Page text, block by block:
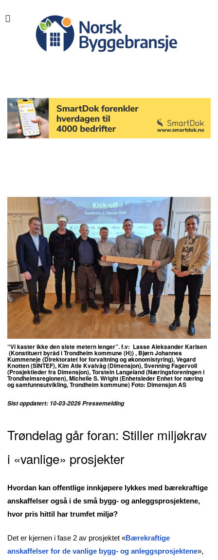
“Vi kaster ikke den siste metern lenger”. f.v: Lasse Aleksander Karlsen
(Konstituert byråd i Trondheim kommune (H)) , Bjørn Johannes
Kummeneje (Direktoratet for forvaltning og økonomistyring), Vegard
Knotten (SINTEF), Kim Atle Kvalvåg (Dimensjon), Svenning Fagervoll
(Prosjektleder fra Dimensjon), Torstein Langeland (Næringsforeningen i
Trondheimsregionen), Michelle S. Wright (Enhetsleder Enhet for næring
og samfunnsutvikling, Trondheim kommune) Foto: Dimensjon AS
Sist oppdatert: 10-03-2026 Pressemelding
Trøndelag går foran: Stiller miljøkrav
i «vanlige» prosjekter
Hvordan kan offentlige innkjøpere lykkes med bærekraftige
anskaffelser også i de små bygg- og anleggsprosjektene,
hvor pris hittil har trumfet miljø?
Det er kjernen i fase 2 av prosjektet «Bærekraftige
anskaffelser for de vanlige bygg- og anleggsprosjektene»,